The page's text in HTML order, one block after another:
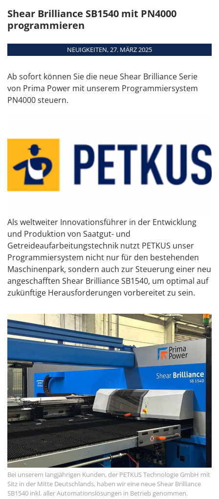
Schnittstellen
Unterstützte
WEITERE TERMINE
Shear Brilliance SB1540 mit PN4000
programmieren
NEUIGKEITEN, 27. MÄRZ 2025
Ab sofort können Sie die neue Shear Brilliance Serie
von Prima Power mit unserem Programmiersystem
PN4000 steuern.
Als weltweiter Innovationsführer in der Entwicklung
und Produktion von Saatgut- und
Getreideaufarbeitungstechnik nutzt PETKUS unser
Programmiersystem nicht nur für den bestehenden
Maschinenpark, sondern auch zur Steuerung einer neu
angeschafften Shear Brilliance SB1540, um optimal auf
zukünftige Herausforderungen vorbereitet zu sein.
Bei unserem langjährigen Kunden, der PETKUS Technologie GmbH mit
Sitz in der Mitte Deutschlands, haben wir eine neue Shear Brilliance
SB1540 inkl. aller Automationslösungen in Betrieb genommen.